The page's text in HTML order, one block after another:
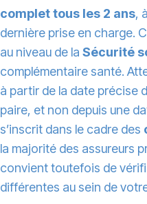
complet tous les 2 ans,
dernière prise en charge.
au niveau de la Sécurité
complémentaire santé.
à partir de la date précise
paire, et non depuis une
s’inscrit dans le cadre des
la majorité des assureurs
convient toutefois de
différentes au sein de